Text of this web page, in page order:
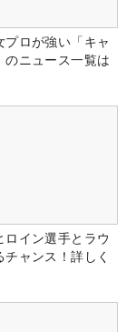
プロが強い「キャ
のニュース一覧は
ロイン選手とラウ
チャンス！詳しく